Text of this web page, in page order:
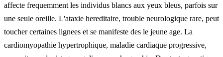
affecte frequemment les individus blancs aux yeux bleus, parfois sur
une seule oreille. L'ataxie hereditaire, trouble neurologique rare, peut
toucher certaines lignees et se manifeste des le jeune age. La
cardiomyopathie hypertrophique, maladie cardiaque progressive,